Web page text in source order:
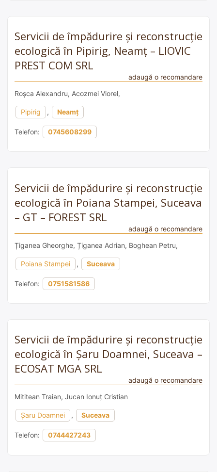
Servicii de împădurire și reconstrucție
ecologică în Pipirig, Neamț – LIOVIC
PREST COM SRL
adaugă o recomandare
Roșca Alexandru, Acozmei Viorel,
Pipirig , Neamț
Telefon: 0745608299
Servicii de împădurire și reconstrucție
ecologică în Poiana Stampei, Suceava
– GT – FOREST SRL
adaugă o recomandare
Țiganea Gheorghe, Țiganea Adrian, Boghean Petru,
Poiana Stampei , Suceava
Telefon: 0751581586
Servicii de împădurire și reconstrucție
ecologică în Șaru Doamnei, Suceava –
ECOSAT MGA SRL
adaugă o recomandare
Mititean Traian, Jucan Ionuț Cristian
Șaru Doamnei , Suceava
Telefon: 0744427243